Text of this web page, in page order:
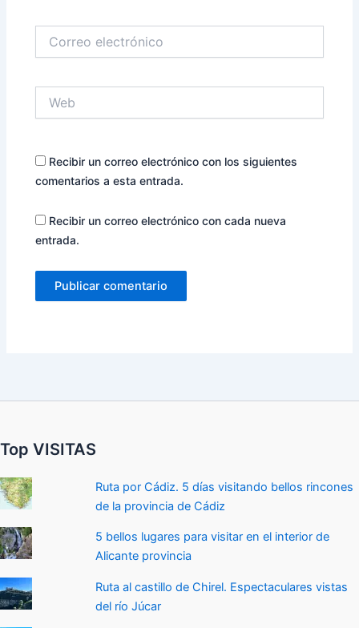
electrónico
Recibir un correo electrónico con los siguientes
comentarios a esta entrada.
Recibir un correo electrónico con cada nueva
entrada.
Top VISITAS
Ruta por Cádiz. 5 días visitando bellos rincones
de la provincia de Cádiz
5 bellos lugares para visitar en el interior de
Alicante provincia
Ruta al castillo de Chirel. Espectaculares vistas
del río Júcar